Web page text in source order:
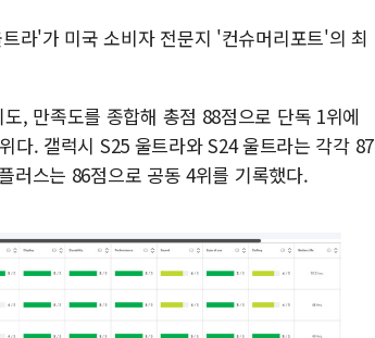
라'가 미국 소비자 전문지 '컨슈머리포트'의 최
, 만족도를 종합해 총점 88점으로 단독 1위에
다. 갤럭시 S25 울트라와 S24 울트라는 각각 87
러스는 86점으로 공동 4위를 기록했다.